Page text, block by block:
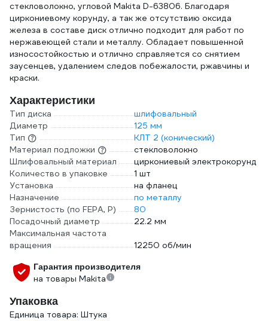
стекловолокно, угловой Makita D-63806. Благодаря
циркониевому корунду, а так же отсутствию оксида
железа в составе диск отлично подходит для работ по
нержавеющей стали и металлу. Обладает повышенной
износостойкостью и отлично справляется со снятием
заусенцев, удалением следов побежалости, ржавчины и
краски.
Характеристики
Тип диска
шлифовальный
Диаметр
125 мм
Тип
КЛТ 2 (конический)
Материал подложки
стекловолокно
Шлифовальный материал
циркониевый электрокорунд
Количество в упаковке
1 шт
Установка
на фланец
Назначение
по металлу
Зернистость (по FEPA, P)
80
Посадочный диаметр
22.2 мм
Максимальная частота
вращения
12250 об/мин
Гарантия производителя
на товары Makita
Упаковка
Единица товара: Штука